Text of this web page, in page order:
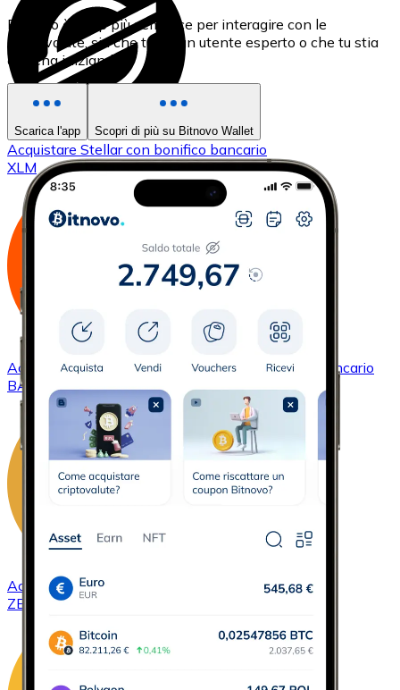
Acquistare Stellarcon bonifico bancario
XLM
AcquistareBasic Attention Tokencon bonifico bancario
BAT
AcquistareZCash
con bonifico bancario
ZEC
Bitnovo è l'app più semplice per interagire con le
criptovalute, sia che tu sia un utente esperto o che tu stia
appena iniziando.
Scarica l'app Scopri di più su Bitnovo Wallet